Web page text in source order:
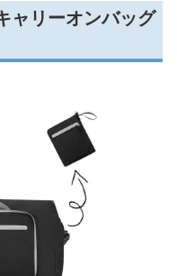
ャリーオンバッグ